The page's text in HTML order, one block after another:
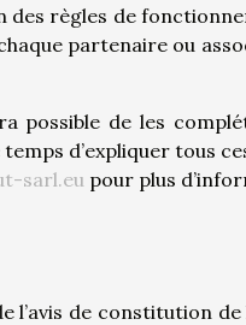
des règles de
partenaire ou
possible de les
d’expliquer tous
sarl.eu pour plus
de constitution de